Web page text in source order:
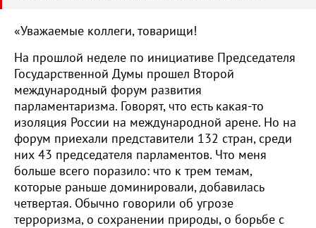
«Уважаемые коллеги, товарищи!
На прошлой неделе по инициативе Председателя
Государственной Думы прошел Второй
международный форум развития
парламентаризма. Говорят, что есть какая-то
изоляция России на международной арене. Но на
форум приехали представители 132 стран, среди
них 43 председателя парламентов. Что меня
больше всего поразило: что к трем темам,
которые раньше доминировали, добавилась
четвертая. Обычно говорили об угрозе
терроризма, о сохранении природы, о борьбе с